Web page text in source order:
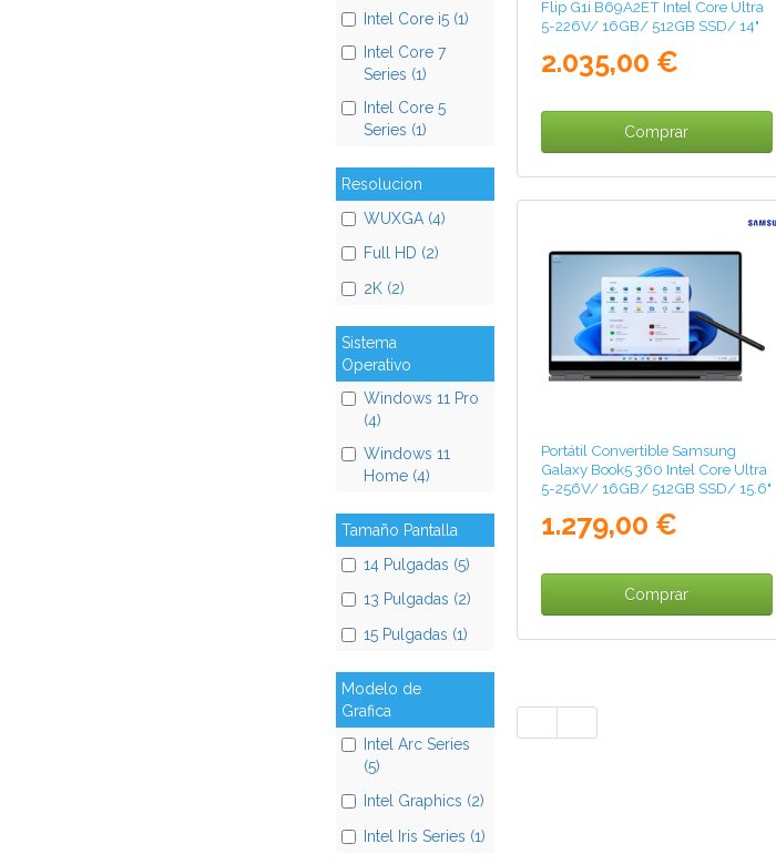
Intel Core i5 (1)
Intel Core 7
Series (1)
Intel Core 5
Series (1)
Resolucion
WUXGA (4)
Full HD (2)
2K (2)
Sistema
Operativo
Windows 11 Pro
(4)
Windows 11
Home (4)
Tamaño Pantalla
14 Pulgadas (5)
13 Pulgadas (2)
15 Pulgadas (1)
Modelo de
Grafica
Intel Arc Series
(5)
Intel Graphics (2)
Intel Iris Series (1)
Flip G1i B69A2ET Intel Core Ultra
5-226V/ 16GB/ 512GB SSD/ 14"
2.035,00 €
Comprar
Portátil Convertible Samsung
Galaxy Book5 360 Intel Core Ultra
5-256V/ 16GB/ 512GB SSD/ 15.6"
1.279,00 €
Comprar